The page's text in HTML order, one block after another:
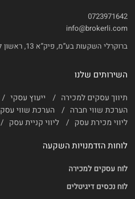
0723971642
info@brokerli.com
ברוקרלי השקעות בע”מ, פיק”א 13, ראשון לציון
השירותים שלנו
תיווך עסקים למכירה ייעוץ עסקי
הערכת שווי חברה
הערכת שווי עסק
ליווי מכירת עסק
ליווי קניית עסק
לוחות הזדמנויות השקעה
לוח עסקים למכירה
לוח נכסים דיגיטלים